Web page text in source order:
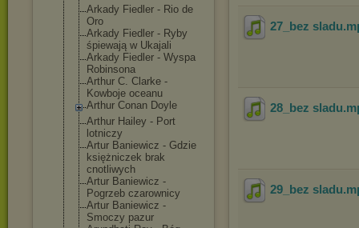
Arkady Fiedler - Rio de
Oro
Arkady Fiedler - Ryby
śpiewają w Ukajali
Arkady Fiedler - Wyspa
Robinsona
Arthur C. Clarke -
Kowboje oceanu
Arthur Conan Doyle
Arthur Hailey - Port
lotniczy
Artur Baniewicz - Gdzie
księżniczek brak
cnotliwych
Artur Baniewicz -
Pogrzeb czarownicy
Artur Baniewicz -
Smoczy pazur
27_bez sladu
28_bez sladu
29_bez sladu